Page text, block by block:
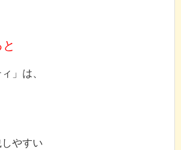
」は、
やすい